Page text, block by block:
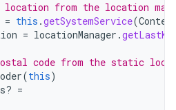
from the location
= this .getSystemService(
= locationManager .
code from the static
(this)
=